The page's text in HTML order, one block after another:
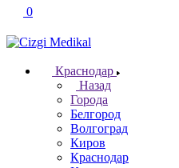
0
Краснодар
Назад
Города
Белгород
Волгоград
Киров
Краснодар